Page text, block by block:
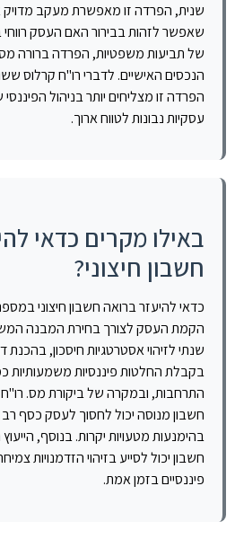
שנית, הפרדה זו מאפשרת מעקב מדויק
שאפשר לזהות בבירור האם העסק
של תביעות משפטיות, הפרדה ברורה
הנכסים האישיים. לדברי רו"ח קרלוס
הפרדה זו מצליחים יותר בניהול
עסקיות נבונות לטווח ארוך.
באילו מקרים כדאי
חשבון חיצוני?
כדאי להיעזר ברואה חשבון חיצוני
הקמת העסק לצורך בחירת המבנה
שנתי לזיהוי אסטרטגיות חיסכון, בהכנת
בקבלת החלטות פיננסיות משמעותיות
התרחבות, ובמקרה של ביקורת מס. רו"ח
חשבון מנוסה יכול לחסוך לעסק כסף רב
בהימנעות מטעויות יקרות. בנוסף,
חשבון יכול לסייע בזיהוי הזדמנויות
פיננסיים בזמן אמת.